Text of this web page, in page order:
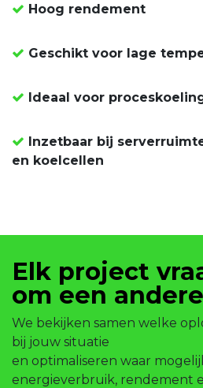
Hoog rendement
Geschikt voor lage
Ideaal voor
Inzetbaar bij
en koelcellen
Elk project
om een
We bekijken samen welke
bij jouw situatie
en optimaliseren waar
energieverbruik, rendement